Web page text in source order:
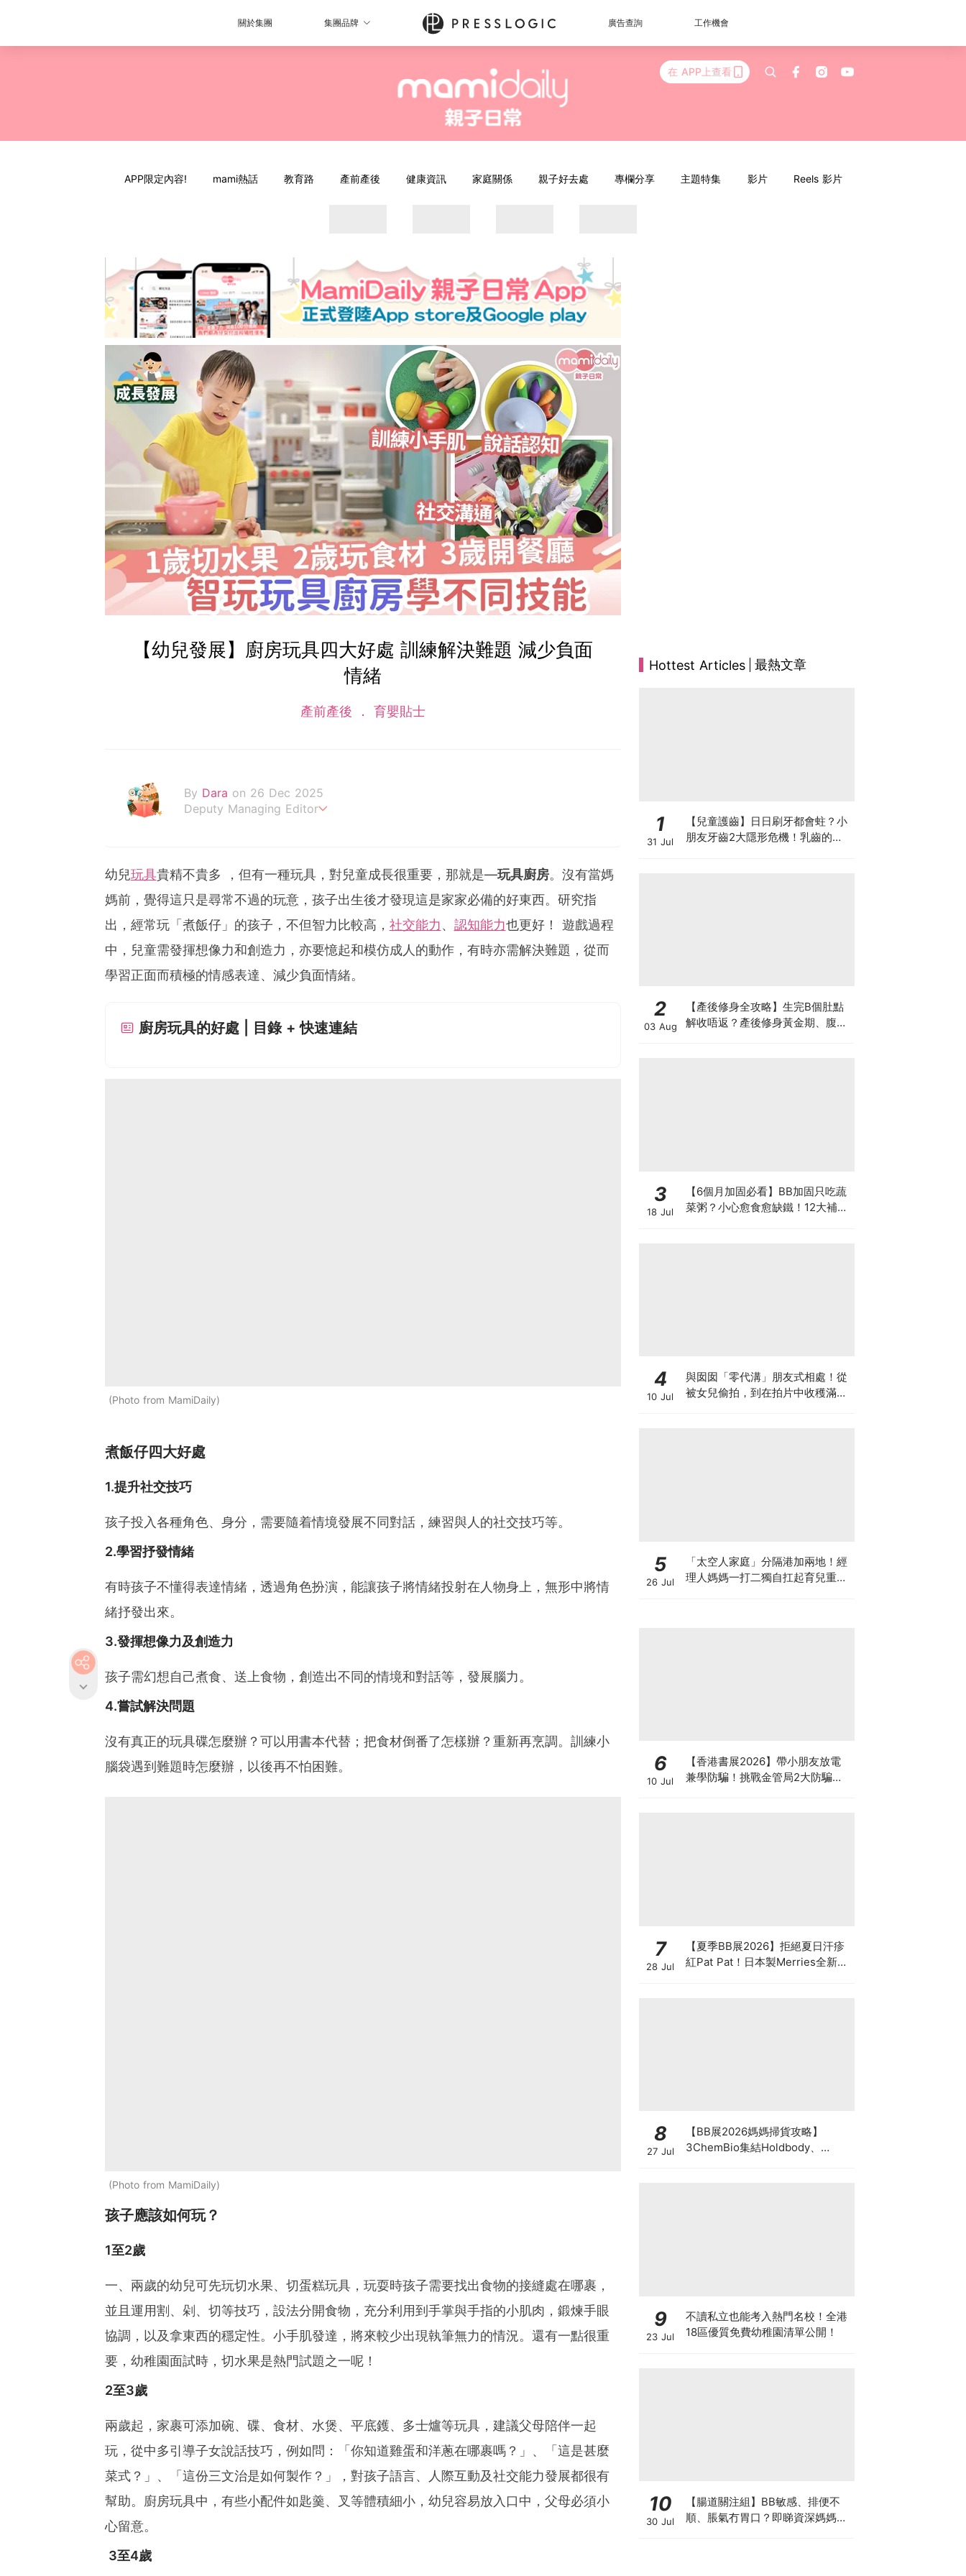
關於集團 集團品牌 廣告查詢 工作機會
在 APP上查看
APP限定內容! mami熱話 教育路 產前產後 健康資訊 家庭關係 親子好去處 專欄分享 主題特集 影片 Reels 影片
【幼兒發展】廚房玩具四大好處 訓練解決難題 減少負面
情緒
產前產後 育嬰貼士
By Dara on 26 Dec 2025
Deputy Managing Editor
幼兒玩具貴精不貴多 ，但有一種玩具，對兒童成長很重要，那就是––玩具廚房。沒有當媽
媽前，覺得這只是尋常不過的玩意，孩子出生後才發現這是家家必備的好東西。研究指
出，經常玩「煮飯仔」的孩子，不但智力比較高， 社交能力、 認知能力也更好！ 遊戲過程
中，兒童需發揮想像力和創造力，亦要憶起和模仿成人的動作，有時亦需解決難題，從而
學習正面而積極的情感表達、減少負面情緒。
廚房玩具的好處 | 目錄 + 快速連結
Photo from MamiDaily
煮飯仔四大好處
1.提升社交技巧
孩子投入各種角色、身分，需要隨着情境發展不同對話，練習與人的社交技巧等。
2.學習抒發情緒
有時孩子不懂得表達情緒，透過角色扮演，能讓孩子將情緒投射在人物身上，無形中將情
緒抒發出來。
3.發揮想像力及創造力
孩子需幻想自己煮食、送上食物，創造出不同的情境和對話等，發展腦力。
4.嘗試解決問題
沒有真正的玩具碟怎麼辦？可以用書本代替；把食材倒番了怎樣辦？重新再烹調。訓練小
腦袋遇到難題時怎麼辦，以後再不怕困難。
Photo from MamiDaily
孩子應該如何玩？
1至2歲
一、兩歲的幼兒可先玩切水果、切蛋糕玩具，玩耍時孩子需要找出食物的接縫處在哪裹，
並且運用割、剁、切等技巧，設法分開食物，充分利用到手掌與手指的小肌肉，鍛煉手眼
協調，以及拿東西的穩定性。小手肌發達，將來較少出現執筆無力的情況。還有一點很重
要，幼稚園面試時，切水果是熱門試題之一呢！
2至3歲
兩歲起，家裹可添加碗、碟、食材、水煲、平底鑊、多士爐等玩具，建議父母陪伴一起
玩，從中多引導子女說話技巧，例如問：「你知道雞蛋和洋蔥在哪裹嗎？」、「這是甚麼
菜式？」、「這份三文治是如何製作？」，對孩子語言、人際互動及社交能力發展都很有
幫助。廚房玩具中，有些小配件如匙羹、叉等體積細小，幼兒容易放入口中，父母必須小
心留意。
3至4歲
Hottest Articles 最熱文章
1
31 Jul
【兒童護齒】日日刷牙都會蛀？小
朋友牙齒2大隱形危機！乳齒的琺
2
03 Aug
【產後修身全攻略】生完B個肚點
解收唔返？產後修身黃金期、腹直
3
18 Jul
【6個月加固必看】BB加固只吃蔬
菜粥？小心愈食愈缺鐵！12大補鐵
4
10 Jul
與囡囡「零代溝」朋友式相處！從
被女兒偷拍，到在拍片中收穫滿足
5
26 Jul
「太空人家庭」分隔港加兩地！經
理人媽媽一打二獨自扛起育兒重
6
10 Jul
【香港書展2026】帶小朋友放電
兼學防騙！挑戰金管局2大防騙遊
7
28 Jul
【夏季BB展2026】拒絕夏日汗疹
紅Pat Pat！日本製Merries全新超
8
27 Jul
【BB展2026媽媽掃貨攻略】
3ChemBio集結Holdbody、
9
23 Jul
不讀私立也能考入熱門名校！全港
18區優質免費幼稚園清單公開！
10
30 Jul
【腸道關注組】BB敏感、排便不
順、脹氣冇胃口？即睇資深媽媽分